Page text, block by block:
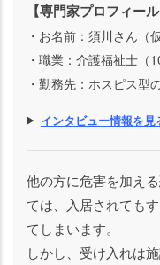
【専門家プロフィール
・お名前：須川さん（仮
・職業：介護福祉士（
・勤務先：ホスピス型
インタビュー情報を見
他の方に危害を加え
ては、入居されても
てしまいます。
しかし、受け入れは